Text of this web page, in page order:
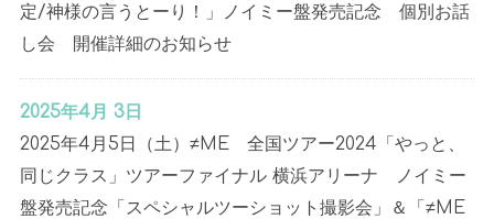
定/神様の言うとーり！」ノイミー盤発売記念 個別お話
し会 開催詳細のお知らせ
2025年4月 3日
2025年4月5日（土）≠ME 全国ツアー2024「やっと、
同じクラス」ツアーファイナル 横浜アリーナ ノイミー
盤発売記念「スペシャルツーショット撮影会」＆「≠ME